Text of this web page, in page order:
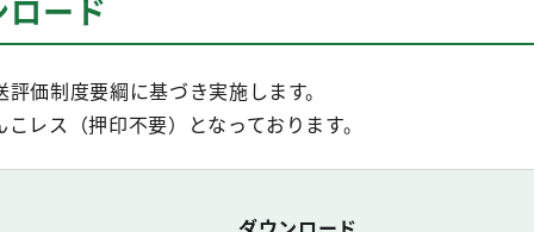
ード
価制度要綱に基づき実施します。
レス（押印不要）となっております。